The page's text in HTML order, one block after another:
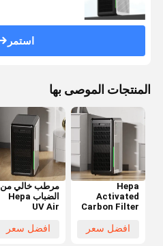
استمر
المنتجات الموصى بها
Hepa
Activated
Carbon Filter
WiFi Remote
Wall Mounted
افضل سعر
مرطب خالي من
الضباب Hepa
UV Air
CFM معلق على
افضل سعر